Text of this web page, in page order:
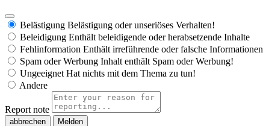
Belästigung Belästigung oder unseriöses Verhalten!
Beleidigung Enthält beleidigende oder herabsetzende Inhalte
Fehlinformation Enthält irreführende oder falsche Informationen
Spam oder Werbung Inhalt enthält Spam oder Werbung!
Ungeeignet Hat nichts mit dem Thema zu tun!
Andere
Report note
Melden